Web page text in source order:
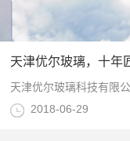
天津优尔玻璃，十年
2018-06-29